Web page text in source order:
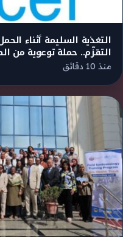
التغذية السليمة أثناء
التقزّم.. حملة توعوية من
منذ 10 دقائق